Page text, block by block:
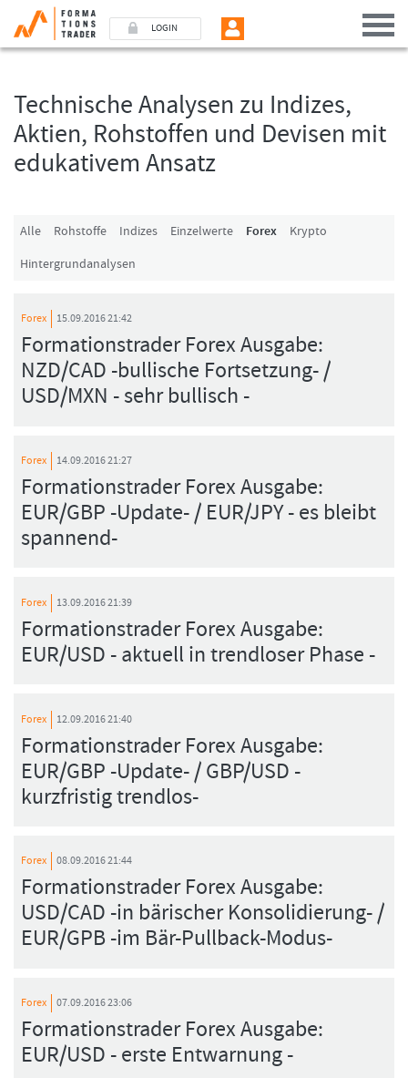
LOGIN
Technische Analysen zu Indizes,
Aktien, Rohstoffen und Devisen mit
edukativem Ansatz
Alle Rohstoffe Indizes Einzelwerte Forex
Krypto
Hintergrundanalysen
Forex 15.09.2016 21:42
Formationstrader Forex Ausgabe:
NZD/CAD -bullische Fortsetzung- /
USD/MXN - sehr bullisch -
Forex 14.09.2016 21:27
Formationstrader Forex Ausgabe:
EUR/GBP -Update- / EUR/JPY - es bleibt
spannend-
Forex 13.09.2016 21:39
Formationstrader Forex Ausgabe:
EUR/USD - aktuell in trendloser Phase -
Forex 12.09.2016 21:40
Formationstrader Forex Ausgabe:
EUR/GBP -Update- / GBP/USD -
kurzfristig trendlos-
Forex 08.09.2016 21:44
Formationstrader Forex Ausgabe:
USD/CAD -in bärischer Konsolidierung- /
EUR/GPB -im Bär-Pullback-Modus-
Forex 07.09.2016 23:06
Formationstrader Forex Ausgabe:
EUR/USD - erste Entwarnung -
Benutzer (E-Mail-Adresse in Kleinschrift)
Passwort
Ich bin neu, und jetzt?
Das Formationstrader Programm bietet unterschiedliche User-Pakete. Bitte
klicken Sie unten auf „Formationstrader werden“, und finden Sie auf
unserem Online-Shop das passende Angebot.
FORMATIONSTRADER WERDEN